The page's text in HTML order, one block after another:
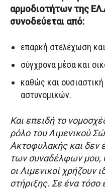
αρμοδιοτήτων της
συνοδεύεται από:
επαρκή στελέχωση
σύγχρονα μέσα και
καθώς και
αστυνομικών.
Και επειδή το
ρόλο του Λιμενικού
Ακτοφυλακής και δεν
των συναδέλφων μου,
οι Λιμενικοί χρήζουν
στήριξης. Σε ένα τόσο